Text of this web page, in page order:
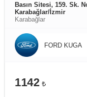
Basın Sitesi, 159. Sk.
Karabağlar/İzmir
Karabağlar
FORD KUGA
1142 ₺